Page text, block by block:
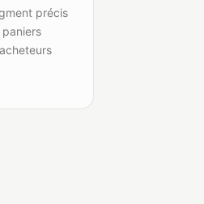
précis